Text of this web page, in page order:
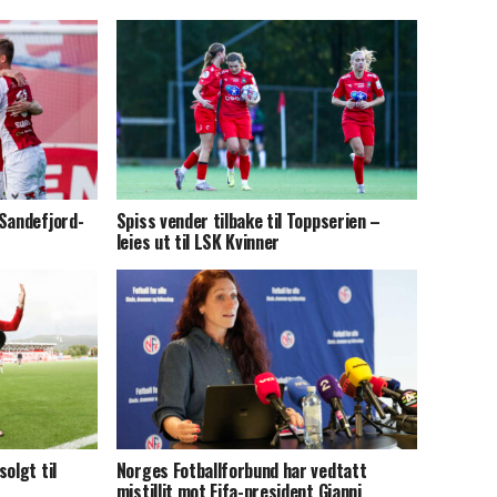
Spiss vender tilbake til Toppserien –
leies ut til LSK Kvinner
til Norges Fotballforbund har vedtatt